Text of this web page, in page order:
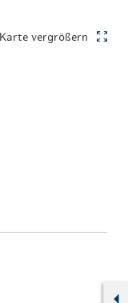
Karte vergrößern